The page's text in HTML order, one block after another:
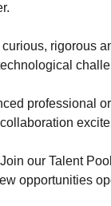
rigorous
professional
our Talent
opportunities